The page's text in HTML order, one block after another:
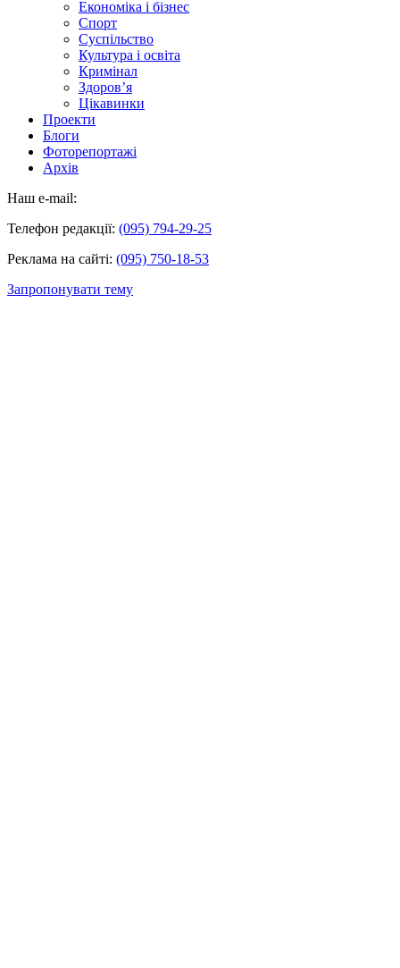
Економіка і бізнес
Спорт
Суспільство
Культура і освіта
Кримінал
Здоров’я
Цікавинки
Проекти
Блоги
Фоторепортажі
Архів
Наш e-mail:
Телефон редакції: (095) 794-29-25
Реклама на сайті: (095) 750-18-53
Запропонувати тему